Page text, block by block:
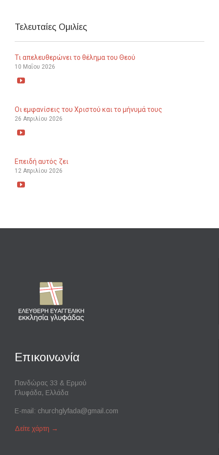
Τελευταίες Ομιλίες
Τι απελευθερώνει το θέλημα του Θεού
10 Μαΐου 2026

Οι εμφανίσεις του Χριστού και το μήνυμά τους
26 Απριλίου 2026

Επειδή αυτός ζει
12 Απριλίου 2026

Επικοινωνία
Πανδώρας 33 & Ερμού
Γλυφάδα, Ελλάδα
E-mail: churchglyfada@gmail.com
Δείτε χάρτη →